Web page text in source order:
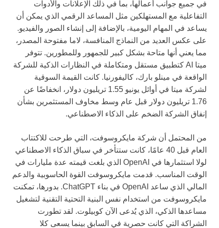
في جميع جوانب أعمالها، بما في ذلك الإعلانات والأدوات
التفاعلية مع المستهلكين مثل المساعد الرقمي الذي يمكن أن
يساعد في المهام اليومية، بالإضافة إلى إنشاء الصور والفيديو.
على عكس العديد من النماذج المنافسة، لاما مفتوحة المصدر،
مما يعني أنها متاحة بشكل كبير للجمهور وللمطورين. تتوفر
ميتا AI كتطبيق مستقل ومتكاملة في النظارات الذكية للشركة
الواقعة في مينلو بارك، كاليفورنيا. كانت القيمة السوقية
لشركة ميتا في أوائل يونيو 1.55 تريليون دولار، انخفاضًا عن
1.76 تريليون دولار قبل عام وسط مخاوف المستثمرين بشأن
إنفاق الشركة الضخم على الذكاء الاصطناعي.
من المحتمل أن شركة مايكروسوفت، التي طرحت للاكتتاب
العام قبل 40 عامًا، كانت ستتأخر في سباق الذكاء الاصطناعي
لولا استثمارها في OpenAI الذي بلغت قيمته عدة مليارات في
الوقت المناسب. قدمت مايكروسوفت القوة الحاسوبية والدعم
المالي الذي ساعد OpenAI في بناء ChatGPT. بدورها، تمكنت
مايكروسوفت من استخدام نفس البنية التحتية التقنية لتشغيل
مساعدها الذكي، الذي يُدعى الآن كوبيلوت. لقد تطورت
الشراكة التي كانت حصرية في السابق بينما يسعى كلا